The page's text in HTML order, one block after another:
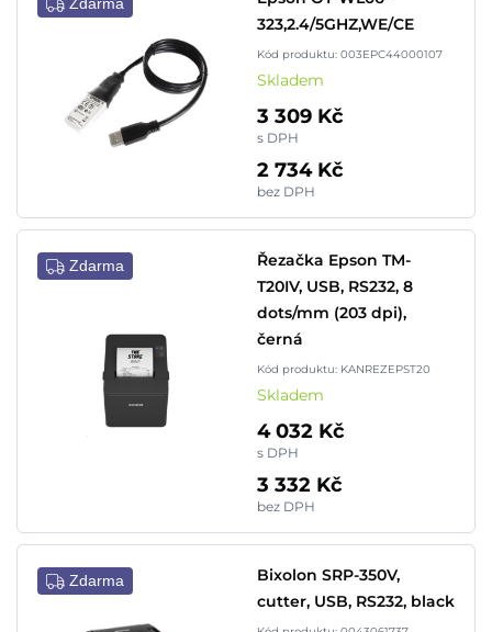
323,2.4/5GHZ,WE/CE
Kód produktu: 003EPC44000107
Skladem
3 309 Kč
s DPH
2 734 Kč
bez DPH
Zdarma
Řezačka Epson TM-
T20IV, USB, RS232, 8
dots/mm (203 dpi),
černá
Kód produktu: KANREZEPST20
Skladem
4 032 Kč
s DPH
3 332 Kč
bez DPH
Zdarma
Bixolon SRP-350V,
cutter, USB, RS232, black